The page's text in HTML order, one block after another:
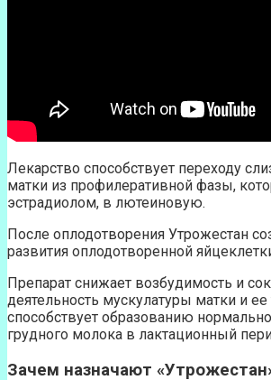
Лекарство способствует переходу
матки из профилеративной фазы,
эстрадиолом, в лютеиновую.
После оплодотворения Утрожестан
развития оплодотворенной
Препарат снижает возбудимость и
деятельность мускулатуры матки и ее
способствует образованию
грудного молока в лактационный
Зачем назначают